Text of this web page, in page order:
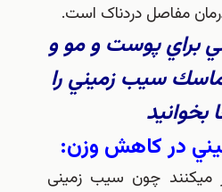
مفاصل دردناک است.
براي پوست و مو و
ماسك سيب زميني را
بخوانيد
در كاهش وزن:
میکنند چون سیب زمینی